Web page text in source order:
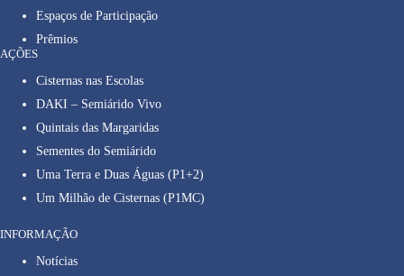
Espaços de Participação
Prêmios
AÇÕES
Cisternas nas Escolas
DAKI – Semiárido Vivo
Quintais das Margaridas
Sementes do Semiárido
Uma Terra e Duas Águas (P1+2)
Um Milhão de Cisternas (P1MC)
INFORMAÇÃO
Notícias